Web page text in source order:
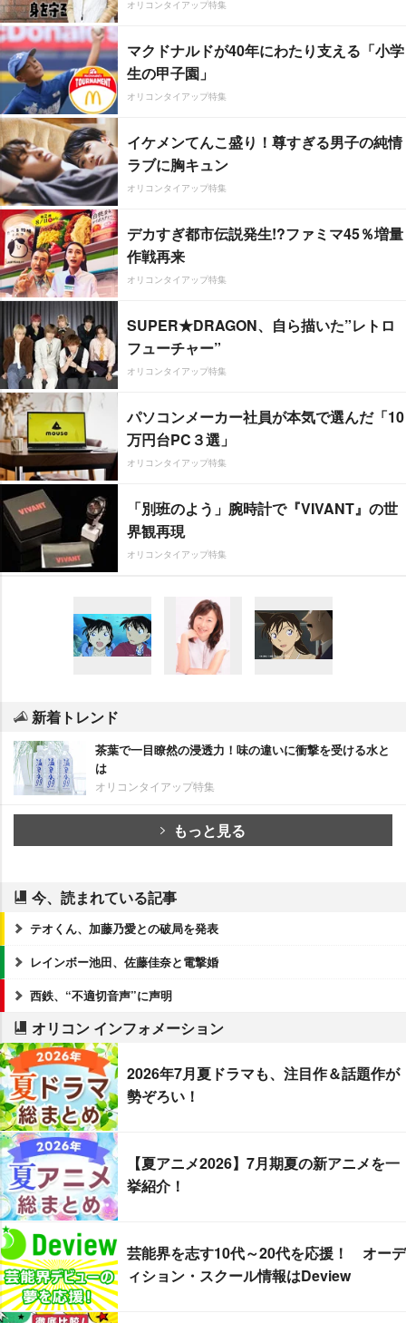
オリコンタイアップ特集
マクドナルドが40年にわたり支える「小学
生の甲子園」
オリコンタイアップ特集
イケメンてんこ盛り！尊すぎる男子の純情
ラブに胸キュン
オリコンタイアップ特集
デカすぎ都市伝説発生!?ファミマ45％増量
作戦再来
オリコンタイアップ特集
SUPER★DRAGON、自ら描いた”レトロ
フューチャー”
オリコンタイアップ特集
パソコンメーカー社員が本気で選んだ「10
万円台PC３選」
オリコンタイアップ特集
「別班のよう」腕時計で『VIVANT』の世
界観再現
オリコンタイアップ特集
新着トレンド
茶葉で一目瞭然の浸透力！味の違いに衝撃を受ける水と
は
オリコンタイアップ特集
もっと見る
今、読まれている記事
テオくん、加藤乃愛との破局を発表
レインボー池田、佐藤佳奈と電撃婚
西鉄、“不適切音声”に声明
オリコン インフォメーション
2026年7月夏ドラマも、注目作＆話題作が
勢ぞろい！
【夏アニメ2026】7月期夏の新アニメを一
挙紹介！
芸能界を志す10代～20代を応援！ オーデ
ィション・スクール情報はDeview